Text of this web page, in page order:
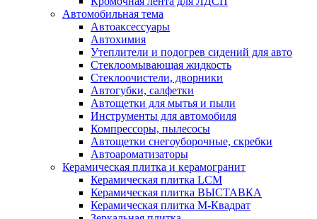
Автомобильная тема
Автоаксессуары
Автохимия
Утеплители и подогрев сидений для авто
Стеклоомывающая жидкость
Стеклоочистели, дворники
Автогубки, салфетки
Автощетки для мытья и пыли
Инструменты для автомобиля
Компрессоры, пылесосы
Автощетки снегоуборочные, скребки
Автоароматизаторы
Керамическая плитка и керамогранит
Керамическая плитка LCM
Керамическая плитка ВЫСТАВКА
Керамическая плитка М-Квадрат